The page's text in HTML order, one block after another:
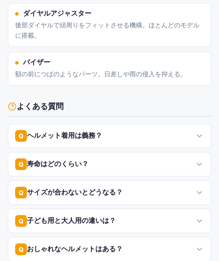
ダイヤルアジャスター
後部ダイヤルで頭周りをフィットさせる機構。ほとんどのモデル
に搭載。
バイザー
額の前につばのようなパーツ。日差しや雨の侵入を抑える。
よくある質問
Q ヘルメット着用は義務？
Q 寿命はどのくらい？
Q サイズが合わないとどうなる？
Q 子ども用と大人用の違いは？
Q おしゃれなヘルメットはある？